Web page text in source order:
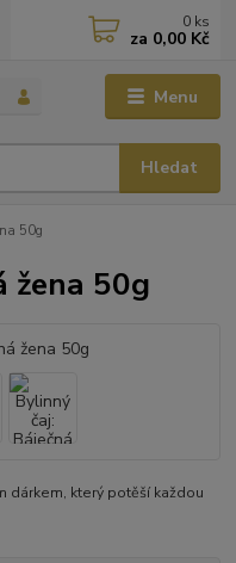
Menu
Hledat
0 ks
za 0,00 Kč
50g
žena 50g
dárkem, který potěší každou